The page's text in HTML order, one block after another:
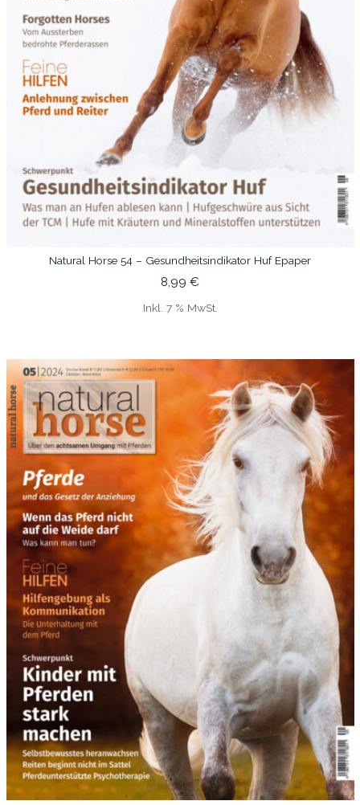
IN DEN WARENKORB
Natural Horse 54 – Gesundheitsindikator Huf Epaper
8,99 €
Inkl. 7 % MwSt.